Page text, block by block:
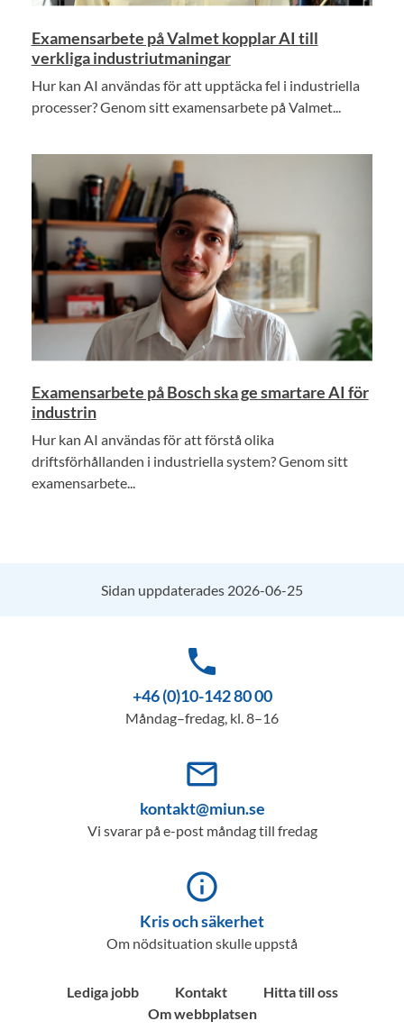
Examensarbete på Valmet kopplar AI till
verkliga industriutmaningar
Hur kan AI användas för att upptäcka fel i industriella
processer? Genom sitt examensarbete på Valmet...
Examensarbete på Bosch ska ge smartare AI för
industrin
Hur kan AI användas för att förstå olika
driftsförhållanden i industriella system? Genom sitt
examensarbete...
Sidan uppdaterades 2026-06-25
phone
+46 (0)10-142 80 00
Måndag–fredag, kl. 8–16
mail_outline
kontakt@miun.se
Vi svarar på e-post måndag till fredag
info_outline
Kris och säkerhet
Om nödsituation skulle uppstå
Lediga jobb Kontakt
Hitta till oss
Om webbplatsen